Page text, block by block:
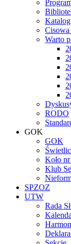
Cisowa
Warto
RODO
GOK
GOK
Koło
Klub
SPZOZ
UTW
Rada